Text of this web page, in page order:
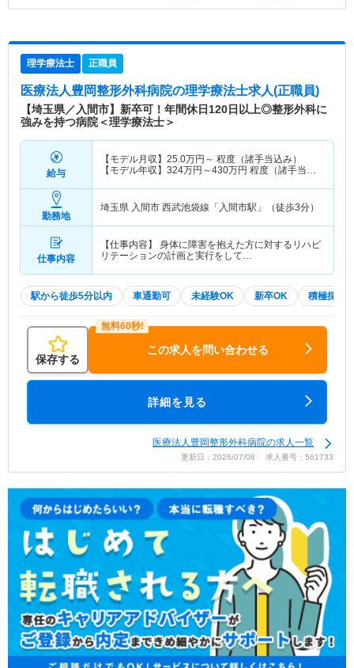
理学療法士 正職員
医療法人豊岡整形外科病院の理学療法士求人(正職員)
【埼玉県／入間市】新卒可！年間休日120日以上◎整形外科に
強みを持つ病院＜理学療法士＞
給与
【モデル月収】 25.0万円～ 程度（諸手当込み）
【モデル年収】 324万円～430万円 程度（諸手当込
勤務地
埼玉県 入間市 西武池袋線「入間市駅」（徒歩3分）
仕事内容
【仕事内容】 身体に障害を抱えた方に対するリハビ
リテーションの計画と実行をして…
駅から徒歩5分以内 車通勤可 未経験OK 新卒OK 積極採用
保存する
この求人を問い合わせる
詳細を見る
医療法人豊岡整形外科病院の求人一覧
更新日：2026/07/08 求人番号：561733